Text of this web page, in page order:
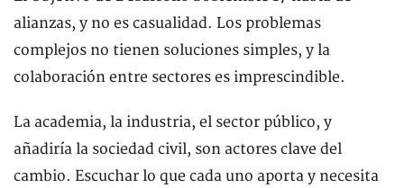
alianzas, y no es casualidad. Los problemas
complejos no tienen soluciones simples, y la
colaboración entre sectores es imprescindible.
La academia, la industria, el sector público, y
añadiría la sociedad civil, son actores clave del
cambio. Escuchar lo que cada uno aporta y necesita